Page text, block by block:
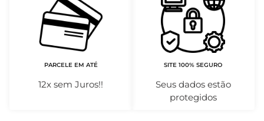
PARCELE EM ATÉ
12x sem Juros!!
SITE 100% SEGURO
Seus dados estão
protegidos